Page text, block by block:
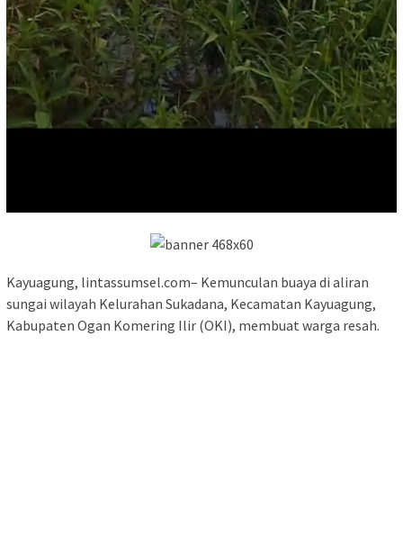
Kayuagung, lintassumsel.com– Kemunculan buaya di aliran
sungai wilayah Kelurahan Sukadana, Kecamatan Kayuagung,
Kabupaten Ogan Komering Ilir (OKI), membuat warga resah.